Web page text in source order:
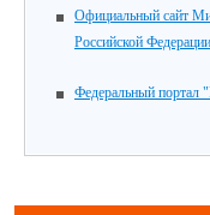
Официальный сайт
Российской Федерации
Федеральный портал